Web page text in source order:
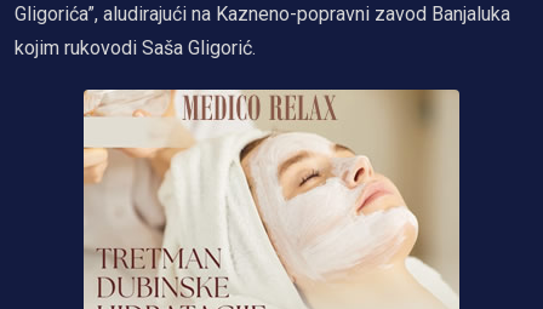
Gligorića”, aludirajući na Kazneno-popravni zavod Banjaluka
kojim rukovodi Saša Gligorić.